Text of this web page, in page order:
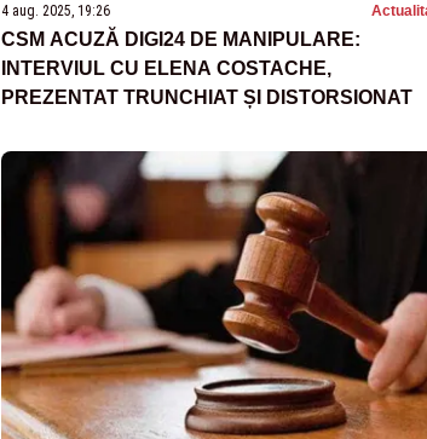
4 aug. 2025, 19:26
CSM ACUZĂ DIGI24 DE MANIPULARE:
INTERVIUL CU ELENA COSTACHE,
PREZENTAT TRUNCHIAT ȘI DISTORSIONAT